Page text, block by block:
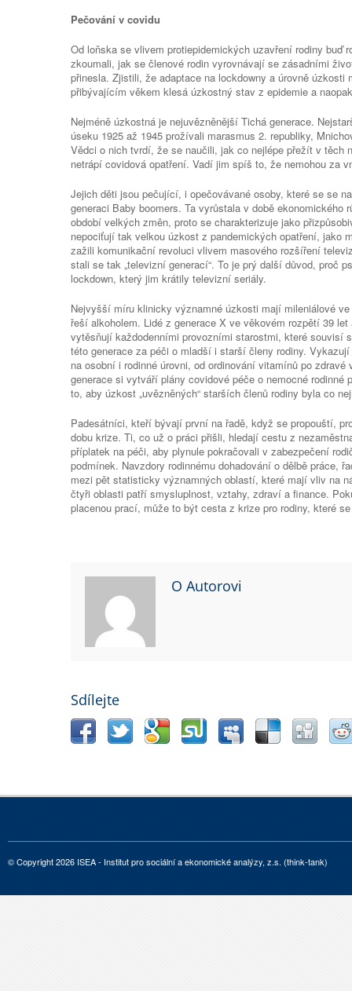
Pečování v covidu
Od loňska se vlivem protiepidemických uzavření rodiny buď
zkoumali, jak se členové rodin vyrovnávají se zásadními
přinesla. Zjistili, že adaptace na lockdowny a úrovně úzkosti
přibývajícím věkem klesá úzkostný stav z epidemie a
Nejméně úzkostná je nejuvězněnější Tichá generace.
úseku 1925 až 1945 prožívali marasmus 2. republiky,
Vědci o nich tvrdí, že se naučili, jak co nejlépe přežít v těch
netrápí covidová opatření. Vadí jim spíš to, že nemohou za
Jejich děti jsou pečující, i opečovávané osoby, které se se
generaci Baby boomers. Ta vyrůstala v době ekonomického
období velkých změn, proto se charakterizuje jako
nepociťují tak velkou úzkost z pandemických opatření, jako
zažili komunikační revoluci vlivem masového rozšíření
stali se tak „televizní generací“. To je prý další důvod, proč
lockdown, který jim krátily televizní seriály.
Nejvyšší míru klinicky významné úzkosti mají mileniálové
řeší alkoholem. Lidé z generace X ve věkovém rozpětí 39
vytěsňují každodenními provozními starostmi, které souvisí
této generace za péči o mladší i starší členy rodiny.
na osobní i rodinné úrovni, od ordinování vitamínů po
generace si vytváří plány covidové péče o nemocné rodinné
to, aby úzkost „uvězněných“ starších členů rodiny byla co
Padesátníci, kteří bývají první na řadě, když se propouští,
dobu krize. Ti, co už o práci přišli, hledají cestu z
příplatek na péči, aby plynule pokračovali v zabezpečení
podmínek. Navzdory rodinnému dohadování o dělbě práce,
mezi pět statisticky významných oblastí, které mají vliv na
čtyři oblasti patří smysluplnost, vztahy, zdraví a finance.
placenou prací, může to být cesta z krize pro rodiny, které
O Autorovi
Sdílejte
© Copyright 2026 ISEA - Institut pro sociální a ekonomické analýzy, z.s. (think-tank)